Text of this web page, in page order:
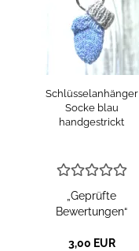
Schlüsselanhänger
Socke blau
handgestrickt
„Geprüfte
Bewertungen“
3,00 EUR